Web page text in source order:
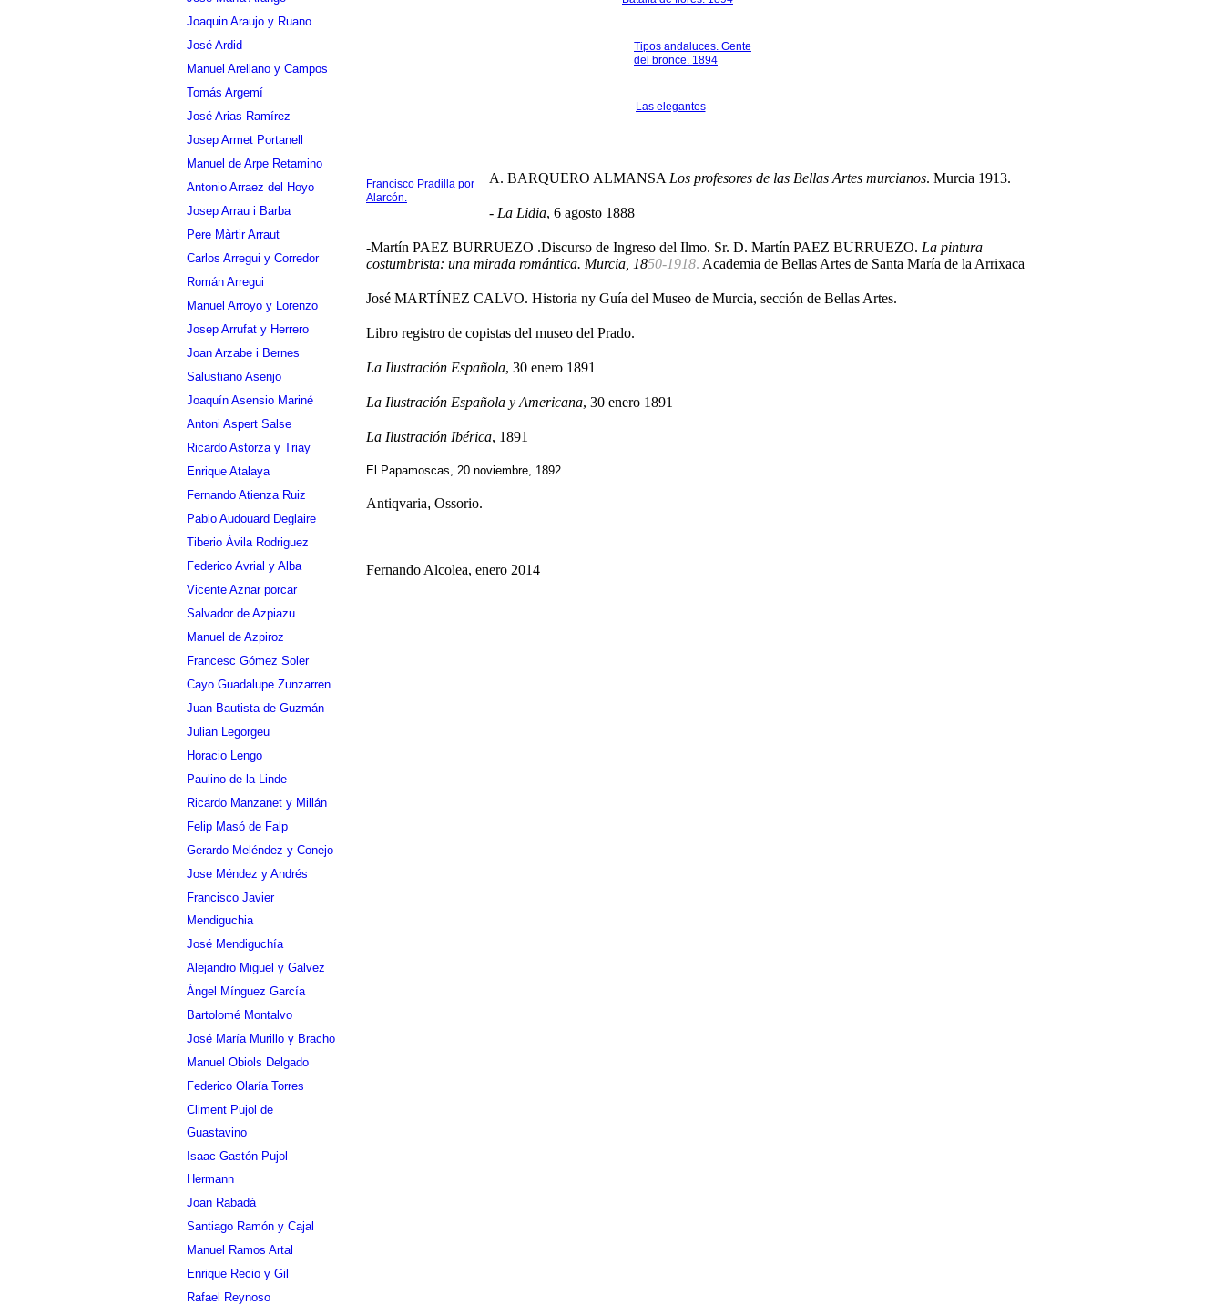
Joaquin Araujo y Ruano
José Ardid
Manuel Arellano y Campos
Tomás Argemí
José Arias Ramírez
Josep Armet Portanell
Manuel de Arpe Retamino
Antonio Arraez del Hoyo
Josep Arrau i Barba
Pere Màrtir Arraut
Carlos Arregui y Corredor
Román Arregui
Manuel Arroyo y Lorenzo
Josep Arrufat y Herrero
Joan Arzabe i Bernes
Salustiano Asenjo
Joaquín Asensio Mariné
Antoni Aspert Salse
Ricardo Astorza y Triay
Enrique Atalaya
Fernando Atienza Ruiz
Pablo Audouard Deglaire
Tiberio Ávila Rodriguez
Federico Avrial y Alba
Vicente Aznar porcar
Salvador de Azpiazu
Manuel de Azpiroz
Francesc Gómez Soler
Cayo Guadalupe Zunzarren
Juan Bautista de Guzmán
Julian Legorgeu
Horacio Lengo
Paulino de la Linde
Ricardo Manzanet y Millán
Felip Masó de Falp
Gerardo Meléndez y Conejo
Jose Méndez y Andrés
Francisco Javier
Mendiguchia
José Mendiguchía
Alejandro Miguel y Galvez
Ángel Mínguez García
Bartolomé Montalvo
José María Murillo y Bracho
Manuel Obiols Delgado
Federico Olaría Torres
Climent Pujol de
Guastavino
Isaac Gastón Pujol
Hermann
Joan Rabadá
Santiago Ramón y Cajal
Manuel Ramos Artal
Enrique Recio y Gil
Rafael Reynoso
Tipos andaluces. Gente
del bronce. 1894
Las elegantes
Francisco Pradilla por
Alarcón.
A. BARQUERO ALMANSA Los profesores de las Bellas Artes murcianos. Murcia 1913.
- La Lidia, 6 agosto 1888
-Martín PAEZ BURRUEZO .Discurso de Ingreso del Ilmo. Sr. D. Martín PAEZ BURRUEZO. La pintura
costumbrista: una mirada romántica. Murcia, 1850-1918. Academia de Bellas Artes de Santa María de la Arrixaca
José MARTÍNEZ CALVO. Historia ny Guía del Museo de Murcia, sección de Bellas Artes.
Libro registro de copistas del museo del Prado.
La Ilustración Española, 30 enero 1891
La Ilustración Española y Americana, 30 enero 1891
La Ilustración Ibérica, 1891
El Papamoscas, 20 noviembre, 1892
Antiqvaria, Ossorio.
Fernando Alcolea, enero 2014